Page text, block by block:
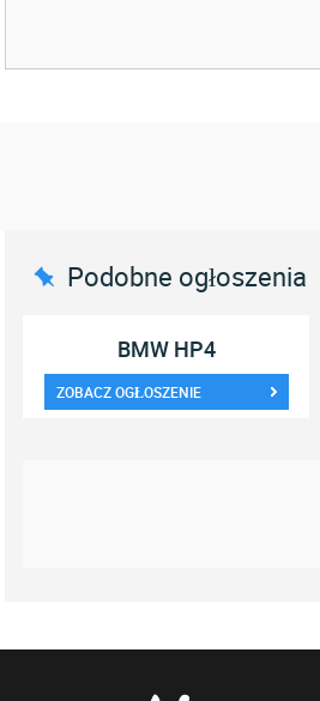
Podobne ogłoszenia
BMW HP4
ZOBACZ OGŁOSZENIE